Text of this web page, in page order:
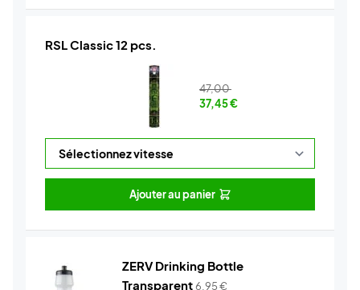
RSL Classic 12 pcs.
47,00
37,45€
Ajouter au panier
ZERV Drinking Bottle
Transparent6,95€